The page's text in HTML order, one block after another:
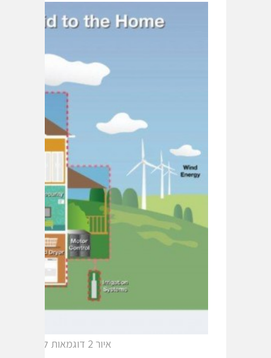
איור 2 דוגמאות לבית חכם שהושלמו בו התקנים חכמים ותצוגות תוך ביתיות